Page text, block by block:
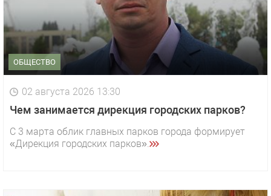
ОБЩЕСТВО
02 августа 2026 13:30
Чем занимается дирекция городских парков?
С 3 марта облик главных парков города формирует
«Дирекция городских парков».